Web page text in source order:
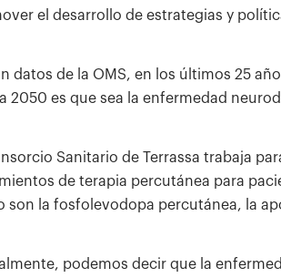
el desarrollo de estrategias y
datos de la OMS, en los últimos 25
2050 es que sea la enfermedad
Sanitario de Terrassa trabaja
de terapia percutánea para
son la fosfolevodopa percutánea, la
podemos decir que la